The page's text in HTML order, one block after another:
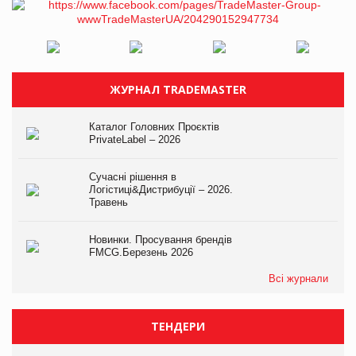
ЖУРНАЛ TRADEMASTER
Каталог Головних Проєктів
PrivateLabel – 2026
Сучасні рішення в
Логістиці&Дистрибуції – 2026.
Травень
Новинки. Просування брендів
FMCG.Березень 2026
Всі журнали
ТЕНДЕРИ